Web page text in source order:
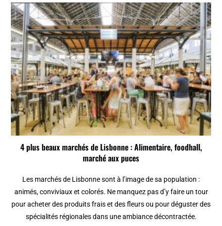
4 plus beaux marchés de Lisbonne : Alimentaire, foodhall,
marché aux puces
Les marchés de Lisbonne sont à l’image de sa population :
animés, conviviaux et colorés. Ne manquez pas d’y faire un tour
pour acheter des produits frais et des fleurs ou pour déguster des
spécialités régionales dans une ambiance décontractée.